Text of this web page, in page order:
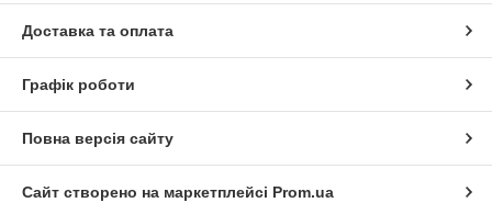
Доставка та оплата
Графік роботи
Повна версія сайту
Сайт створено на маркетплейсі Prom.ua